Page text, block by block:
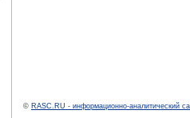
© RASC.RU - информационно-аналитический